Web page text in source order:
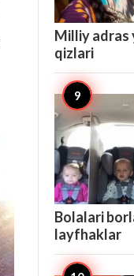
Milliy adras
qizlari
Bolalari
layfhaklar